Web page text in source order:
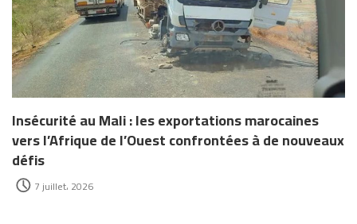
Insécurité au Mali : les exportations marocaines
vers l’Afrique de l’Ouest confrontées à de nouveaux
défis
7 juillet، 2026